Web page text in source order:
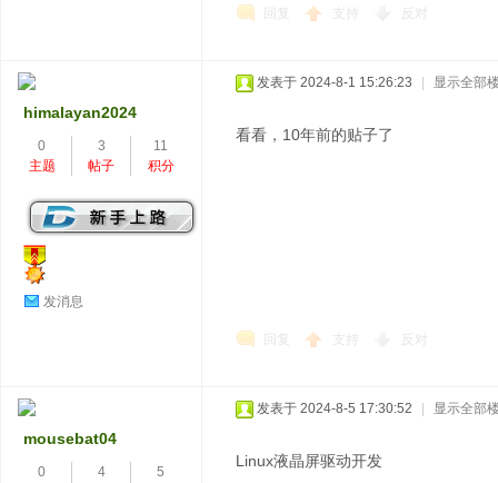
回复 支持 反对
himalayan2024
0
主题
3
帖子
11
积分
发消息
发表于 2024-8-1 15:26:23 显示全部
看看，10年前的贴子了
回复 支持 反对
mousebat04
0
4
5
发表于 2024-8-5 17:30:52 显示全部
Linux液晶屏驱动开发